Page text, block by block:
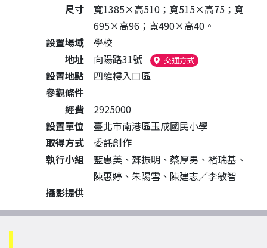
尺寸
寬1385×高510；寬515×高75；寬
695×高96；寬490×高40。
設置場域
學校
地址
向陽路31號 交通方式（另開新視窗）
設置地點
四維樓入口區
參觀條件
經費
2925000
設置單位
臺北市南港區玉成國民小學
取得方式
委託創作
執行小組
藍惠美、蘇振明、蔡厚男、褚瑞基、
陳惠婷、朱陽雪、陳建志／李敏智
攝影提供